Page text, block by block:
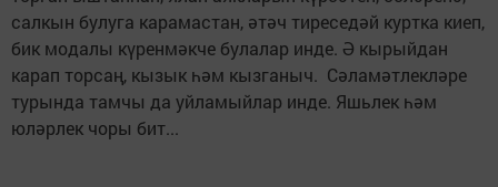
салкын булуга карамастан, әтәч тиреседәй куртка киеп,
бик модалы күренмәкче булалар инде. Ә кырыйдан
карап торсаң, кызык һәм кызганыч. Сәламәтлекләре
турында тамчы да уйламыйлар инде. Яшьлек һәм
юләрлек чоры бит...